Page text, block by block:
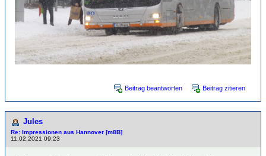
Beitrag beantworten Beitrag zitieren
Jules
Re: Impressionen aus Hannover [m8B]
11.02.2021 09:23